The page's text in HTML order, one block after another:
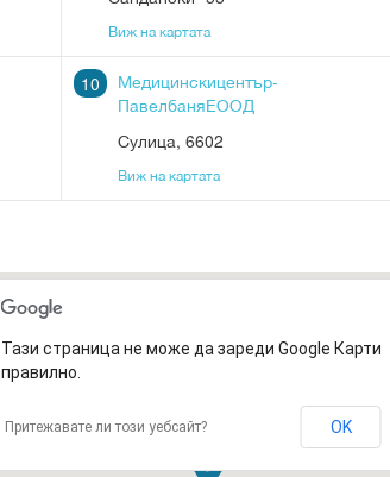
Виж на картата
10
Медицинскицентър-
ПавелбаняЕООД
Сулица, 6602
Виж на картата
Тази страница не може да зареди Google Карти
правилно.
Притежавате ли този уебсайт? OK